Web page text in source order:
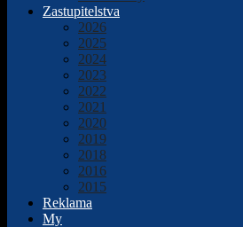
Zastupitelstva
2026
2025
2024
2023
2022
2021
2020
2019
2018
2016
2015
Reklama
My